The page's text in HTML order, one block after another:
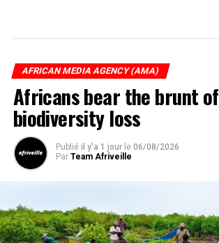
AFRICAN MEDIA AGENCY (AMA)
Africans bear the brunt of
biodiversity loss
Publié il y'a 1 jour le 06/08/2026
Par Team Afriveille